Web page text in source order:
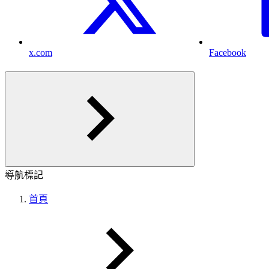
x.com Facebook
導航標記
首頁